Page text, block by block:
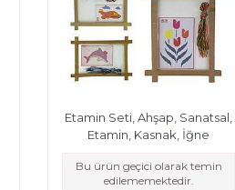
Etamin Seti, Ahşap, Sanatsal,
Etamin, Kasnak, İğne
Bu ürün geçici olarak temin
edilememektedir.